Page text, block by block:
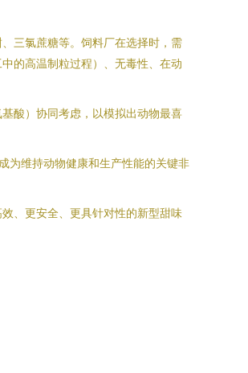
三氯蔗糖等。饲料厂在选择时，需
的高温制粒过程）、无毒性、在动
酸）协同考虑，以模拟出动物最喜
为维持动物健康和生产性能的关键非
、更安全、更具针对性的新型甜味